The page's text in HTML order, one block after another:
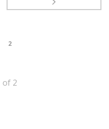
2
of 2